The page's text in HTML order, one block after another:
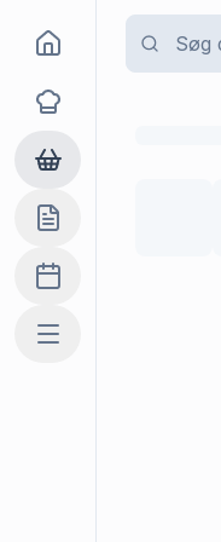
Goma
Opskrifter
Dagligvarer
Indkøbslisten
Madplan
Mere